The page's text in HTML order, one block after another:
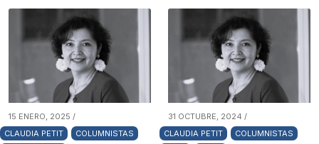
15 ENERO, 2025 /
CLAUDIA PETIT
COLUMNISTAS
31 OCTUBRE, 2024 /
CLAUDIA PETIT
COLUMNISTAS